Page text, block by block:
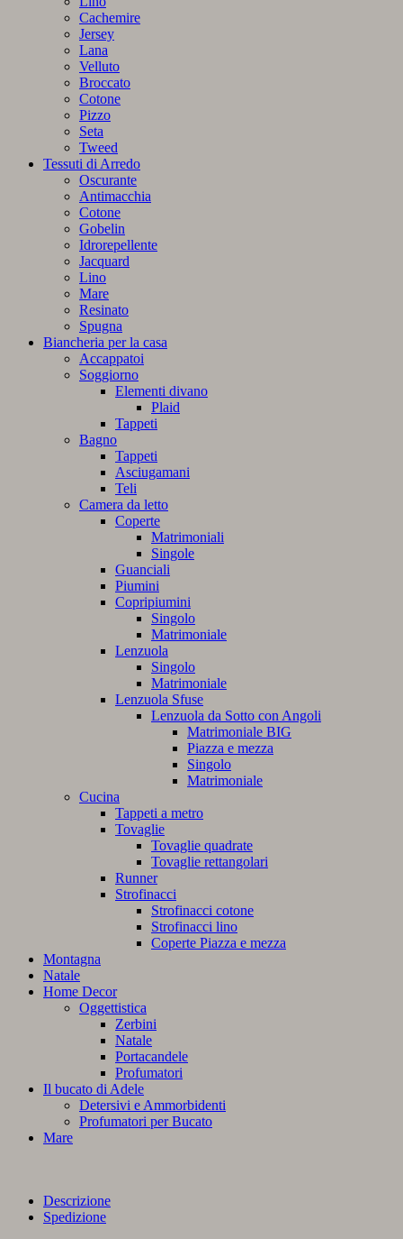
Cachemire
Jersey
Lana
Velluto
Broccato
Cotone
Pizzo
Seta
Tweed
Tessuti di Arredo
Oscurante
Antimacchia
Cotone
Gobelin
Idrorepellente
Jacquard
Lino
Mare
Resinato
Spugna
Biancheria per la casa
Accappatoi
Soggiorno
Elementi divano
Plaid
Tappeti
Bagno
Tappeti
Asciugamani
Teli
Camera da letto
Coperte
Matrimoniali
Singole
Guanciali
Piumini
Copripiumini
Singolo
Matrimoniale
Lenzuola
Singolo
Matrimoniale
Lenzuola Sfuse
Lenzuola da Sotto con Angoli
Matrimoniale BIG
Piazza e mezza
Singolo
Matrimoniale
Cucina
Tappeti a metro
Tovaglie
Tovaglie quadrate
Tovaglie rettangolari
Runner
Strofinacci
Strofinacci cotone
Strofinacci lino
Coperte Piazza e mezza
Montagna
Natale
Home Decor
Oggettistica
Zerbini
Natale
Portacandele
Profumatori
Il bucato di Adele
Detersivi e Ammorbidenti
Profumatori per Bucato
Mare
Descrizione
Spedizione